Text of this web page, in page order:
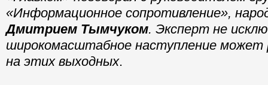
«Информационное сопротивление»,
Дмитрием Тымчуком. Эксперт не
широкомасштабное наступление может
на этих выходных.